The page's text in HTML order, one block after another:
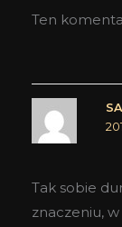
Ten
Tak sobie
znaczeniu,